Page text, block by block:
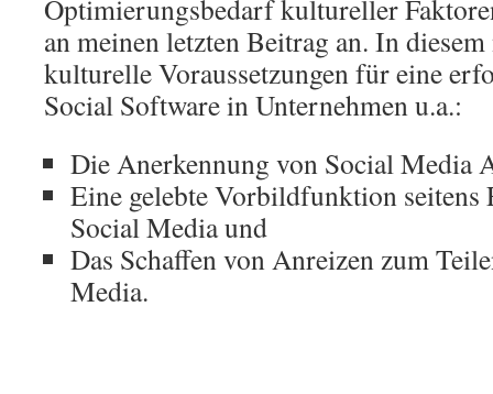
Optimierungsbedarf kultureller
an meinen letzten Beitrag an. In
kulturelle Voraussetzungen für eine
Social Software in Unternehmen u.a.:
Die Anerkennung von Social Media
Eine gelebte Vorbildfunktion
Social Media und
Das Schaffen von Anreizen zum
Media.